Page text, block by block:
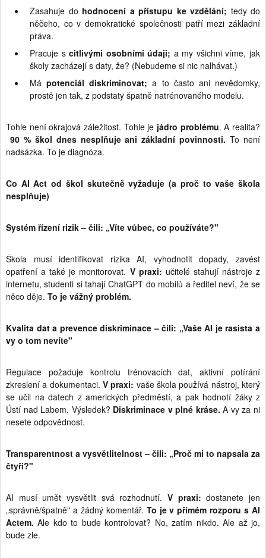
Zasahuje do hodnocení a přístupu ke vzdělání; tedy do
něčeho, co v demokratické společnosti patří mezi základní
práva.
Pracuje s citlivými osobními údaji; a my všichni víme, jak
školy zacházejí s daty, že? (Nebudeme si nic nalhávat.)
Má potenciál diskriminovat; a to často ani nevědomky,
prostě jen tak, z podstaty špatně natrénovaného modelu.
Tohle není okrajová záležitost. Tohle je jádro problému. A realita?
90 % škol dnes nesplňuje ani základní povinnosti. To není
nadsázka. To je diagnóza.
Co AI Act od škol skutečně vyžaduje (a proč to vaše škola
nesplňuje)
Systém řízení rizik – čili: „Víte vůbec, co používáte?"
Škola musí identifikovat rizika AI, vyhodnotit dopady, zavést
opatření a také je monitorovat. V praxi: učitelé stahují nástroje z
internetu, studenti si tahají ChatGPT do mobilů a ředitel neví, že se
něco děje. To je vážný problém.
Kvalita dat a prevence diskriminace – čili: „Vaše AI je rasista a
vy o tom nevíte"
Regulace požaduje kontrolu trénovacích dat, aktivní potírání
zkreslení a dokumentaci. V praxi: vaše škola používá nástroj, který
se učil na datech z amerických předměstí, a pak hodnotí žáky z
Ústí nad Labem. Výsledek? Diskriminace v plné kráse. A vy za ni
nesete odpovědnost.
Transparentnost a vysvětlitelnost – čili: „Proč mi to napsala za
čtyři?"
AI musí umět vysvětlit svá rozhodnutí. V praxi: dostanete jen
„správně/špatně" a žádný komentář. To je v přímém rozporu s AI
Actem. Ale kdo to bude kontrolovat? No, zatím nikdo. Ale až jo,
bude zle.